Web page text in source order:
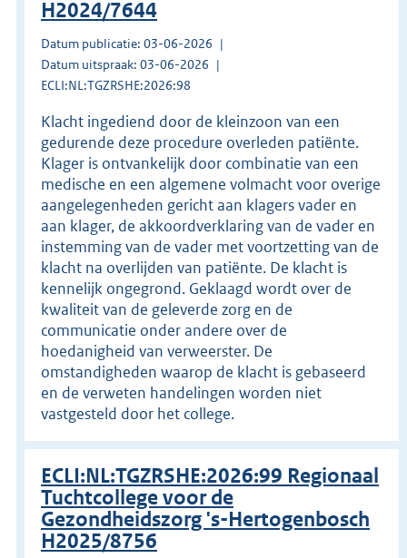
H2024/7644
Datum publicatie: 03-06-2026
Datum uitspraak: 03-06-2026
ECLI:NL:TGZRSHE:2026:98
Klacht ingediend door de kleinzoon van een
gedurende deze procedure overleden patiënte.
Klager is ontvankelijk door combinatie van een
medische en een algemene volmacht voor overige
aangelegenheden gericht aan klagers vader en
aan klager, de akkoordverklaring van de vader en
instemming van de vader met voortzetting van de
klacht na overlijden van patiënte. De klacht is
kennelijk ongegrond. Geklaagd wordt over de
kwaliteit van de geleverde zorg en de
communicatie onder andere over de
hoedanigheid van verweerster. De
omstandigheden waarop de klacht is gebaseerd
en de verweten handelingen worden niet
vastgesteld door het college.
ECLI:NL:TGZRSHE:2026:99 Regionaal
Tuchtcollege voor de
Gezondheidszorg 's-Hertogenbosch
H2025/8756